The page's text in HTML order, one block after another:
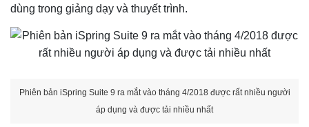
dùng trong giảng dạy và thuyết trình.
Phiên bản iSpring Suite 9 ra mắt vào tháng 4/2018 được rất nhiều người
áp dụng và được tải nhiều nhất